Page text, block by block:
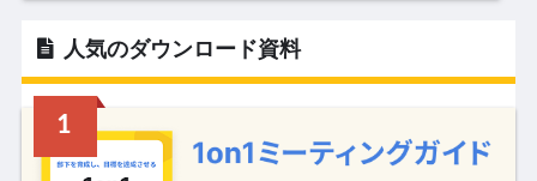
人気のダウンロード資料